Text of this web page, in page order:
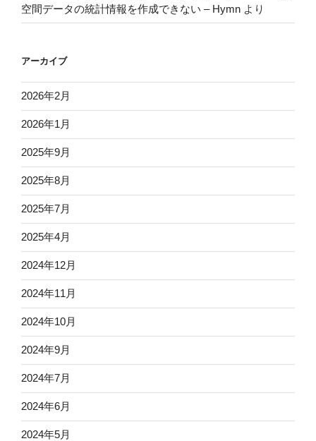
空間データの統計情報を作成できない – Hymn より
アーカイブ
2026年2月
2026年1月
2025年9月
2025年8月
2025年7月
2025年4月
2024年12月
2024年11月
2024年10月
2024年9月
2024年7月
2024年6月
2024年5月